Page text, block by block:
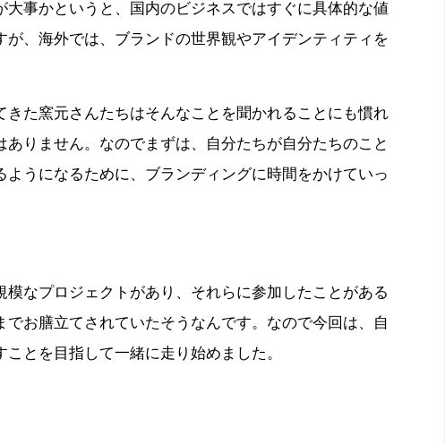
大事かというと、国内のビジネスではすぐに具体的な値
、海外では、ブランドの世界観やアイデンティティを
た窯元さんたちはそんなことを聞かれることにも慣れ
りません。なのでまずは、自分たちが自分たちのこと
うになるために、ブランディングに時間をかけていっ
模なプロジェクトがあり、それらに参加したことがある
お膳立てされていたそうなんです。なので今回は、自
とを目指して一緒に走り始めました。